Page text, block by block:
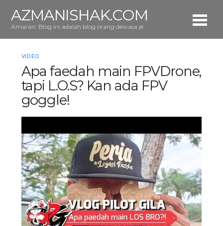
AZMANISHAK.COM
Amaran: Blog ini adalah blog orang dewasa je.
VIDEO
Apa faedah main FPVDrone,
tapi L.O.S? Kan ada FPV
goggle!